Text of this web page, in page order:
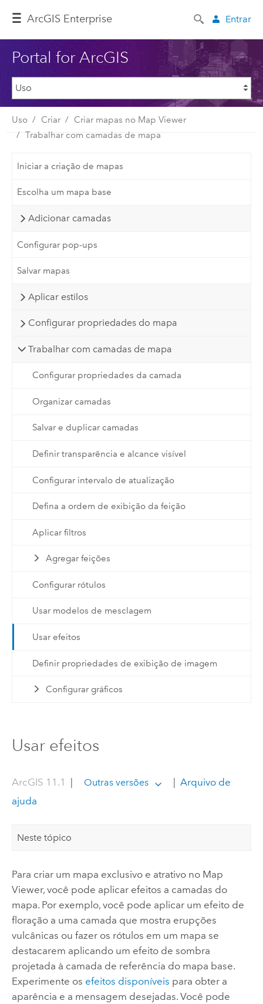
ArcGIS Enterprise Entrar
Portal for ArcGIS
Uso Criar
Criar mapas no Map Viewer
Trabalhar com camadas de mapa
Iniciar a criação de mapas
Escolha um mapa base
Adicionar camadas
Configurar pop-ups
Salvar mapas
Aplicar estilos
Configurar propriedades do mapa
Trabalhar com camadas de mapa
Configurar propriedades da camada
Organizar camadas
Salvar e duplicar camadas
Definir transparência e alcance visível
Configurar intervalo de atualização
Defina a ordem de exibição da feição
Aplicar filtros
Agregar feições
Configurar rótulos
Usar modelos de mesclagem
Usar efeitos
Definir propriedades de exibição de imagem
Configurar gráficos
Usar efeitos
ArcGIS 11.1 Outras versões
Arquivo de
ajuda
Neste tópico
Para criar um mapa exclusivo e atrativo no Map
Viewer, você pode aplicar efeitos a camadas do
mapa. Por exemplo, você pode aplicar um efeito de
floração a uma camada que mostra erupções
vulcânicas ou fazer os rótulos em um mapa se
destacarem aplicando um efeito de sombra
projetada à camada de referência do mapa base.
Experimente os efeitos disponíveis para obter a
aparência e a mensagem desejadas. Você pode